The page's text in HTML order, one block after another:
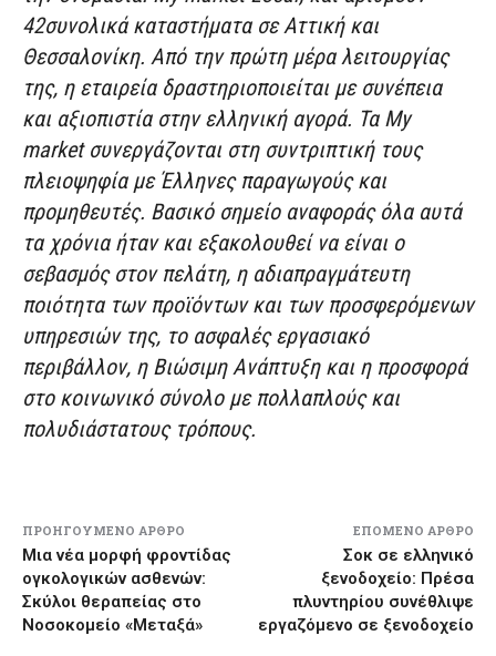
42συνολικά καταστήματα σε Αττική και
Θεσσαλονίκη. Από την πρώτη μέρα λειτουργίας
της, η εταιρεία δραστηριοποιείται με συνέπεια
και αξιοπιστία στην ελληνική αγορά. Τα My
market συνεργάζονται στη συντριπτική τους
πλειοψηφία με Έλληνες παραγωγούς και
προμηθευτές. Βασικό σημείο αναφοράς όλα αυτά
τα χρόνια ήταν και εξακολουθεί να είναι ο
σεβασμός στον πελάτη, η αδιαπραγμάτευτη
ποιότητα των προϊόντων και των προσφερόμενων
υπηρεσιών της, το ασφαλές εργασιακό
περιβάλλον, η Βιώσιμη Ανάπτυξη και η προσφορά
στο κοινωνικό σύνολο με πολλαπλούς και
πολυδιάστατους τρόπους.
ΠΡΟΗΓΟΎΜΕΝΟ ΆΡΘΡΟ
Μια νέα μορφή φροντίδας
ογκολογικών ασθενών:
Σκύλοι θεραπείας στο
Νοσοκομείο «Μεταξά»
ΕΠΌΜΕΝΟ ΆΡΘΡΟ
Σοκ σε ελληνικό
ξενοδοχείο: Πρέσα
πλυντηρίου συνέθλιψε
εργαζόμενο σε ξενοδοχείο